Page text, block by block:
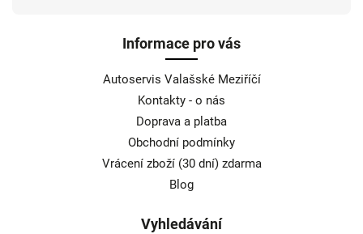
Informace pro vás
Autoservis Valašské Meziříčí
Kontakty - o nás
Doprava a platba
Obchodní podmínky
Vrácení zboží (30 dní) zdarma
Blog
Vyhledávání